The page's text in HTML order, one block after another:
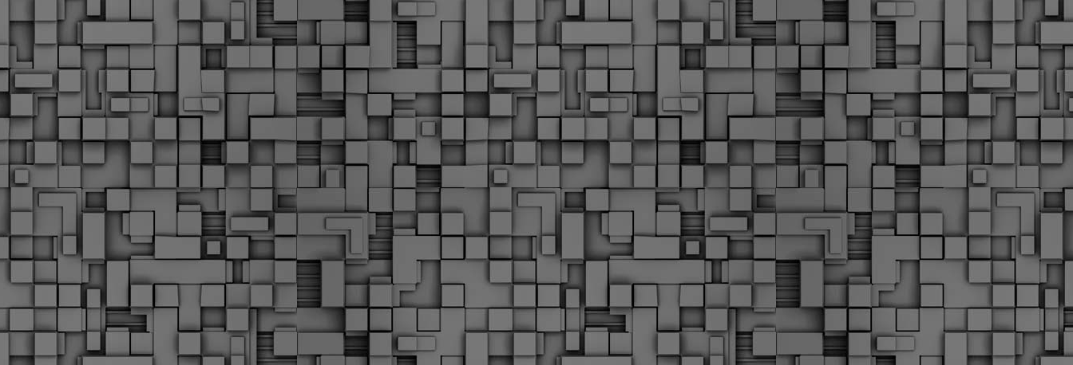
Με την απόφαση αυτή, το ΣτΕ απορρίπτει οριστικά τις
αξιώσεις των δημοσίων υπαλλήλων για επαναφορά των
δώρων, επικυρώνοντας την τρέχουσα κατάσταση παρά τις
αντιδράσεις της ΑΔΕΔΥ
Το ΣτΕ απέρριψε οριστικά την προσφυγή της ΑΔΕΔΥ και ενός
εκπαιδευτικού για την επαναφορά των δώρων Χριστουγέννων,
Πάσχα και θερινής άδειας (13ος και 14ος μισθός) στους
εργαζόμενους του δημόσιου τομέα, κλείνοντας μια μακρά
διαμάχη δεκαετιών που αφορούσε τις μνημονιακές περικοπές.
Γνωστοποίηση έκδοσης οριστικών αποτελεσμάτων –
Παροχή οδηγιών.
► Δείτε/κατεβάστε την πολυαναμενόμενη εγκύκλιο του Υπ.
FEB
1
Με διαρροή 2 μέρες πριν την στάση εργασίας
ενημερώνει το ΣτΕ για την απόρριψη της επαναφοράς